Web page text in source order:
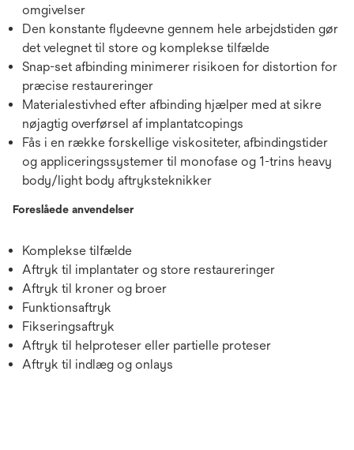
omgivelser
Den konstante flydeevne gennem hele arbejdstiden gør
det velegnet til store og komplekse tilfælde
Snap-set afbinding minimerer risikoen for distortion for
præcise restaureringer
Materialestivhed efter afbinding hjælper med at sikre
nøjagtig overførsel af implantatcopings
Fås i en række forskellige viskositeter, afbindingstider
og appliceringssystemer til monofase og 1-trins heavy
body/light body aftryksteknikker
Foreslåede anvendelser
Komplekse tilfælde
Aftryk til implantater og store restaureringer
Aftryk til kroner og broer
Funktionsaftryk
Fikseringsaftryk
Aftryk til helproteser eller partielle proteser
Aftryk til indlæg og onlays